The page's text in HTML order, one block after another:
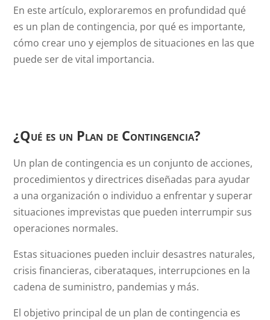
En este artículo, exploraremos en profundidad qué
es un plan de contingencia, por qué es importante,
cómo crear uno y ejemplos de situaciones en las que
puede ser de vital importancia.
¿Qué es un Plan de Contingencia?
Un plan de contingencia es un conjunto de acciones,
procedimientos y directrices diseñadas para ayudar
a una organización o individuo a enfrentar y superar
situaciones imprevistas que pueden interrumpir sus
operaciones normales.
Estas situaciones pueden incluir desastres naturales,
crisis financieras, ciberataques, interrupciones en la
cadena de suministro, pandemias y más.
El objetivo principal de un plan de contingencia es